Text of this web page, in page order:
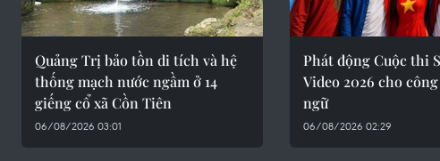
Quảng Trị bảo tồn di tích và hệ
thống mạch nước ngầm ở 14
giếng cổ xã Cồn Tiên
06/08/2026 03:01
Phát động Cuộc thi
Video 2026 cho
ngữ
06/08/2026 02:29